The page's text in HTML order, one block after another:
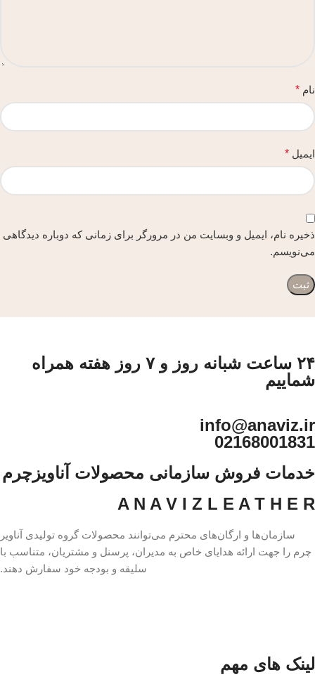
نام *
ایمیل *
ذخیره نام، ایمیل و وبسایت من در مرورگر برای زمانی که دوباره دیدگاهی
می‌نویسم.
۲۴ ساعت شبانه روز و ۷ روز هفته همراه
شماییم
info@anaviz.ir
02168001831
خدمات فروش سازمانی محصولات آناویزچرم
A N A V I Z L E A T H E R
سازمان‌ها و ارگان‌های محترم می‌توانند محصولات گروه تولیدی آناویر
چرم را جهت ارائه هدایای خاص به مدیران، پرسنل و مشتریان، متناسب با
سلیقه و بودجه خود سفارش دهند.
لینک های مهم